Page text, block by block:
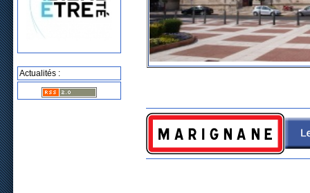
Actualités :